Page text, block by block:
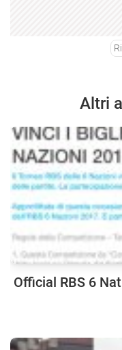
Altri
Official RBS 6